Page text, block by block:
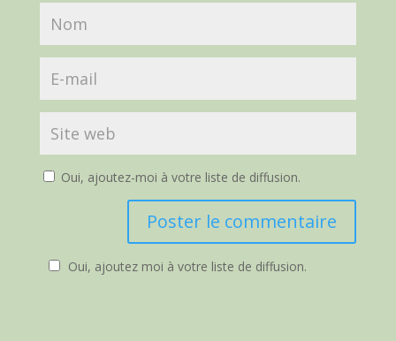
Oui, ajoutez-moi à votre liste de diffusion.
Oui, ajoutez moi à votre liste de diffusion.